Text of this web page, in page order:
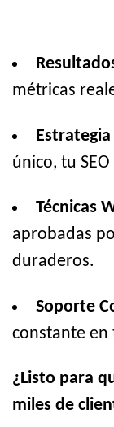
métricas
único, tu
Técnicas
aprobadas
duraderos.
Soporte
constante en
¿Listo para
miles de